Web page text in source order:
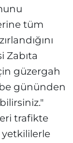
tüm
Zabıta
güzergah
gününden
trafikte
yetkililerle